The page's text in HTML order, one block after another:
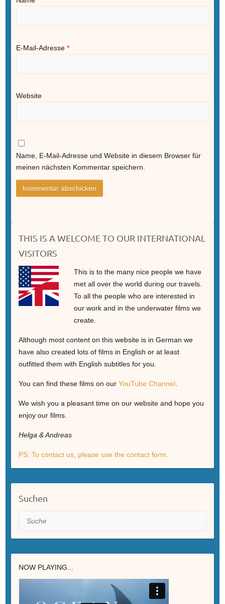
E-Mail-Adresse *
Website
Name, E-Mail-Adresse und Website in diesem Browser für
meinen nächsten Kommentar speichern.
THIS IS A WELCOME TO OUR INTERNATIONAL
VISITORS
This is to the many nice people we have
met all over the world during our travels.
To all the people who are interested in
our work and in the underwater films we
create.
Although most content on this website is in German we
have also created lots of films in English or at least
outfitted them with English subtitles for you.
You can find these films on our YouTube Channel.
We wish you a pleasant time on our website and hope you
enjoy our films.
Helga & Andreas
PS: To contact us, please use the contact form.
Suchen
Suche
NOW PLAYING...